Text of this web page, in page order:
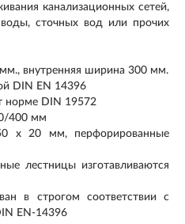
канализационных сетей,
сточных вод или прочих
внутренняя ширина 300 мм.
DIN EN 14396
норме DIN 19572
400 мм
х 20 мм, перфорированные
лестницы изготавливаются
в строгом соответствии с
EN-14396